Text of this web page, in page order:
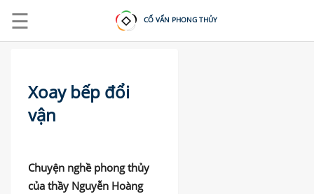
☰ CỐ VẤN PHONG THỦY
Xoay bếp đổi
vận
Chuyện nghề phong thủy
của thầy Nguyễn Hoàng